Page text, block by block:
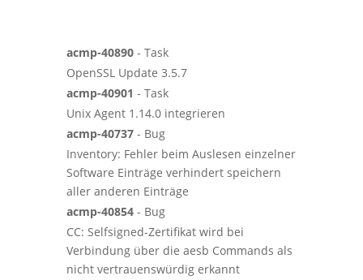
acmp-40890- Task
OpenSSL Update 3.5.7
acmp-40901 - Task
Unix Agent 1.14.0 integrieren
acmp-40737- Bug
Inventory: Fehler beim Auslesen einzelner
Software Einträge verhindert speichern
aller anderen Einträge
acmp-40854- Bug
CC: Selfsigned-Zertifikat wird bei
Verbindung über die aesb Commands als
nicht vertrauenswürdig erkannt